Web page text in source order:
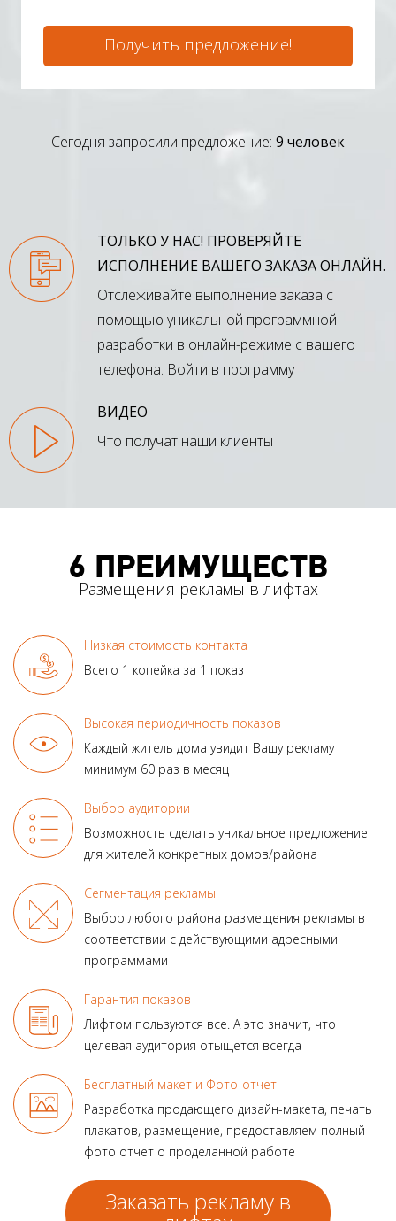
Получить предложение!
Сегодня запросили предложение: 9 человек
ТОЛЬКО У НАС! ПРОВЕРЯЙТЕ
ИСПОЛНЕНИЕ ВАШЕГО ЗАКАЗА ОНЛАЙН.
Отслеживайте выполнение заказа с
помощью уникальной программной
разработки в онлайн-режиме с вашего
телефона. Войти в программу
ВИДЕО
Что получат наши клиенты
6 ПРЕИМУЩЕСТВ
Размещения рекламы в лифтах
Низкая стоимость контакта
Всего 1 копейка за 1 показ
Высокая периодичность показов
Каждый житель дома увидит Вашу рекламу
минимум 60 раз в месяц
Выбор аудитории
Возможность сделать уникальное предложение
для жителей конкретных домов/района
Сегментация рекламы
Выбор любого района размещения рекламы в
соответствии с действующими адресными
программами
Гарантия показов
Лифтом пользуются все. А это значит, что
целевая аудитория отыщется всегда
Бесплатный макет и Фото-отчет
Разработка продающего дизайн-макета, печать
плакатов, размещение, предоставляем полный
фото отчет о проделанной работе
Заказать рекламу в